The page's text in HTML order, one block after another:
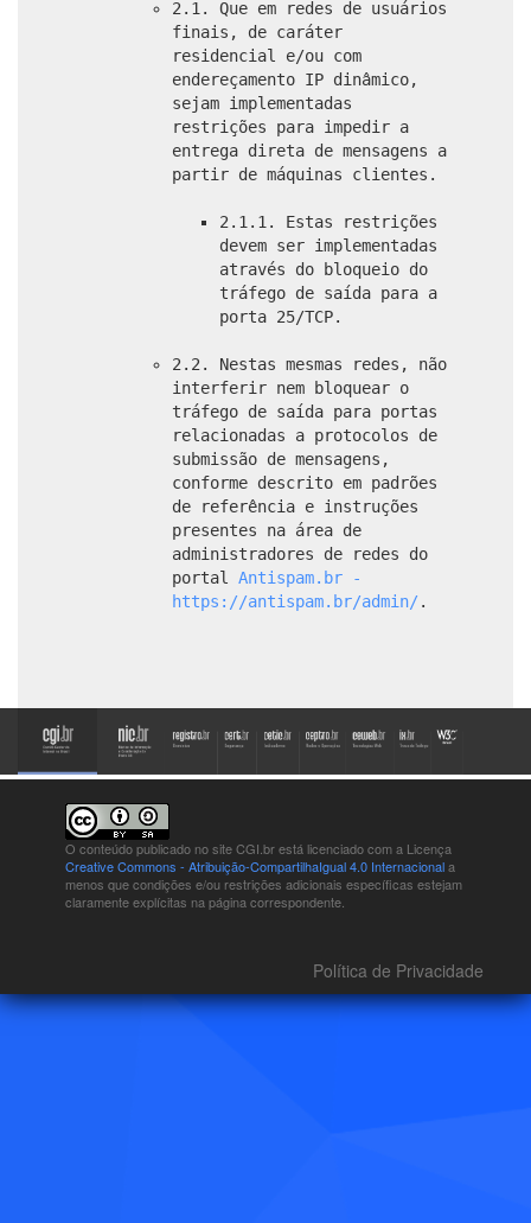
2.1. Que em redes de usuários
finais, de caráter
residencial e/ou com
endereçamento IP dinâmico,
sejam implementadas
restrições para impedir a
entrega direta de mensagens a
partir de máquinas clientes.
2.1.1. Estas restrições
devem ser implementadas
através do bloqueio do
tráfego de saída para a
porta 25/TCP.
2.2. Nestas mesmas redes, não
interferir nem bloquear o
tráfego de saída para portas
relacionadas a protocolos de
submissão de mensagens,
conforme descrito em padrões
de referência e instruções
presentes na área de
administradores de redes do
portal Antispam.br -
https://antispam.br/admin/.
O conteúdo publicado no site CGI.br está licenciado com a Licença
Creative Commons - Atribuição-CompartilhaIgual 4.0 Internacionala
menos que condições e/ou restrições adicionais específicas estejam
claramente explícitas na página correspondente.
Política de Privacidade